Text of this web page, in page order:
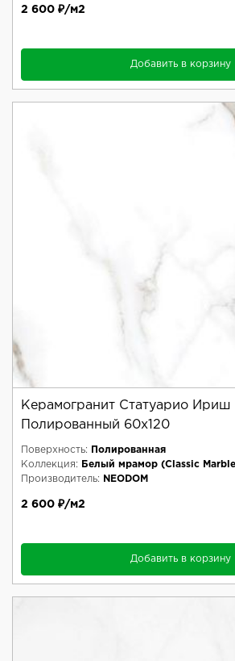
2 600 ₽/м2
Добавить в корзину
Керамогранит Статуарио Ириш
Полированный 60x120
Поверхность:
Полированная
Коллекция:
Белый мрамор (Classic
Производитель:
NEODOM
2 600 ₽/м2
Добавить в корзину